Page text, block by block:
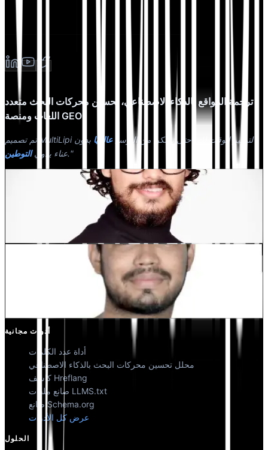
ترجمة المواقع بالذكاء الاصطناعي، تحسين محركات البحث متعدد
اللغات ومنصة GEO
تم تصميم MultiLipi لتوفير الوقت لك، حتى تتمكن من التوسععالميًا بدون
عناء يدويالتوطين ."
شريك مؤسس @MultiLipi
أدوات مجانية
أداة عدد الكلمات
محلل تحسين محركات البحث بالذكاء الاصطناعي
كاشف Hreflang
صانع ملفات LLMS.txt
صانع Schema.org
عرض كل الأدوات
الحلول